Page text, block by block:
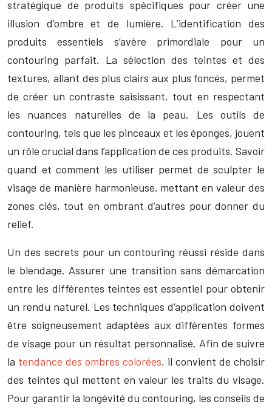
stratégique de produits spécifiques pour créer une
illusion d’ombre et de lumière. L’identification des
produits essentiels s’avère primordiale pour un
contouring parfait. La sélection des teintes et des
textures, allant des plus clairs aux plus foncés, permet
de créer un contraste saisissant, tout en respectant
les nuances naturelles de la peau. Les outils de
contouring, tels que les pinceaux et les éponges, jouent
un rôle crucial dans l’application de ces produits. Savoir
quand et comment les utiliser permet de sculpter le
visage de manière harmonieuse, mettant en valeur des
zones clés, tout en ombrant d’autres pour donner du
relief.
Un des secrets pour un contouring réussi réside dans
le blendage. Assurer une transition sans démarcation
entre les différentes teintes est essentiel pour obtenir
un rendu naturel. Les techniques d’application doivent
être soigneusement adaptées aux différentes formes
de visage pour un résultat personnalisé. Afin de suivre
la tendance des ombres colorées, il convient de choisir
des teintes qui mettent en valeur les traits du visage.
Pour garantir la longévité du contouring, les conseils de